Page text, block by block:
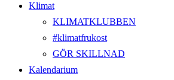
Klimat
KLIMATKLUBBEN
#klimatfrukost
GÖR SKILLNAD
Kalendarium